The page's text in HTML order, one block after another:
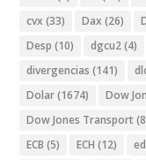
cvx (33) Dax (26)
Desp (10) dgcu2(4)
divergencias (141)
Dolar(1674) Dow
Dow Jones Transport
ECB (5) ECH (12)